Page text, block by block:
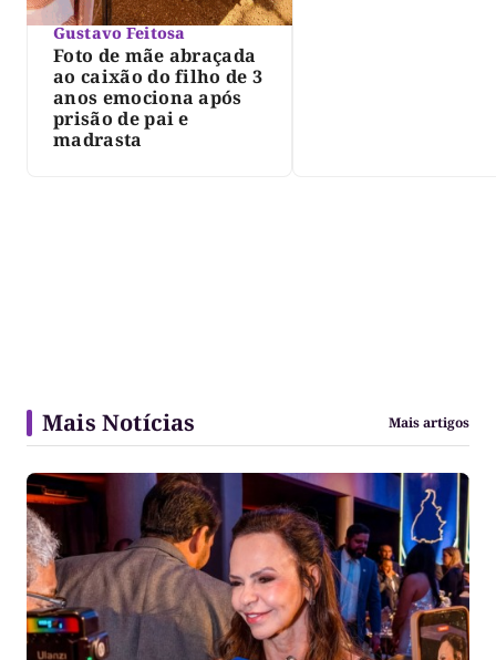
Gustavo Feitosa
Foto de mãe abraçada
ao caixão do filho de 3
anos emociona após
prisão de pai e
madrasta
Mais Notícias Mais artigos